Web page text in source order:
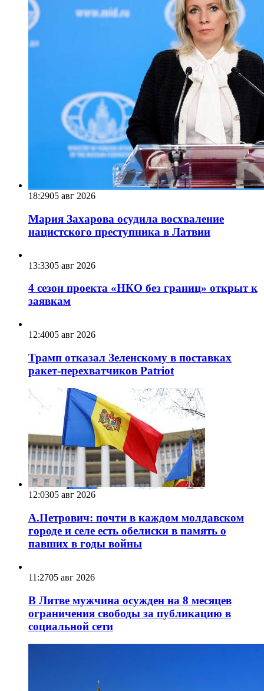
18:2905 авг 2026
Мария Захарова осудила восхваление
нацистского преступника в Латвии
13:3305 авг 2026
4 сезон проекта «НКО без границ» открыт к
заявкам
12:4005 авг 2026
Трамп отказал Зеленскому в поставках
ракет-перехватчиков Patriot
12:0305 авг 2026
А.Петрович: почти в каждом молдавском
городе и селе есть обелиски в память о
павших в годы войны
11:2705 авг 2026
В Литве мужчина осужден на 8 месяцев
ограничения свободы за публикацию в
социальной сети